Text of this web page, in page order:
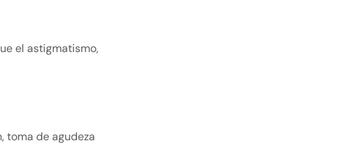
el astigmatismo,
toma de agudeza